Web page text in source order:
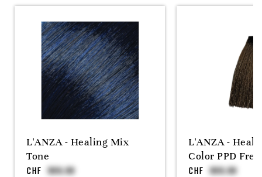
L'ANZA - Healing Mix
Tone
CHF
L'ANZA -
Color PPD Free
CHF